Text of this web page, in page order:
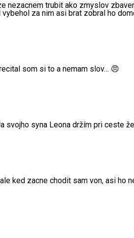
nezacnem trubit ako zmyslov
za nim asi brat zobral ho
som si to a nemam slov… 😠
svojho syna Leona držím pri ceste
ked zacne chodit sam von, asi